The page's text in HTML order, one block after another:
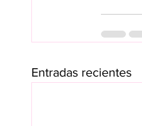
Entradas recientes